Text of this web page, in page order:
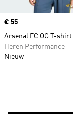
Price
€ 55
Arsenal FC OG T-shirt
Heren Performance
Nieuw